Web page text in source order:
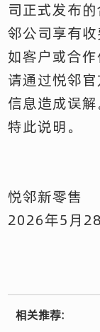
司正式发布
邻公司享有收
如客户或合
请通过悦邻
信息造成误解
特此说明。
悦邻新零售
2026年5月
相关推荐: